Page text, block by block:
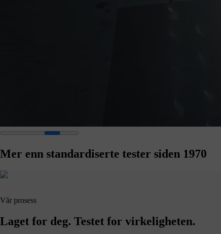
Mer enn standardiserte tester siden 1970
Vår prosess
Laget for deg. Testet for virkeligheten.